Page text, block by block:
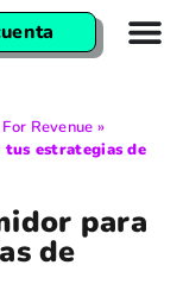
Revenue »
estrategias de
para
de